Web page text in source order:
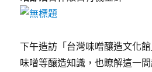
下午造訪「台灣味噌釀造文化
味噌等釀造知識，也瞭解這一